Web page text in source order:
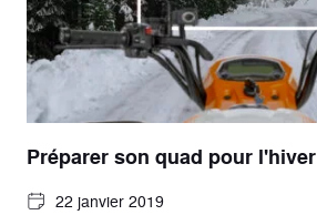
Préparer son quad pour l'hiver
22 janvier 2019